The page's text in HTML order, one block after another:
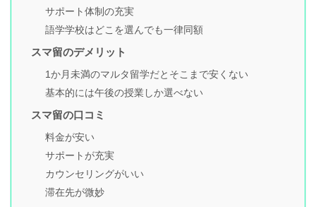
サポート体制の充実
語学学校はどこを選んでも一律同額
スマ留のデメリット
1か月未満のマルタ留学だとそこまで安くない
基本的には午後の授業しか選べない
スマ留の口コミ
料金が安い
サポートが充実
カウンセリングがいい
滞在先が微妙